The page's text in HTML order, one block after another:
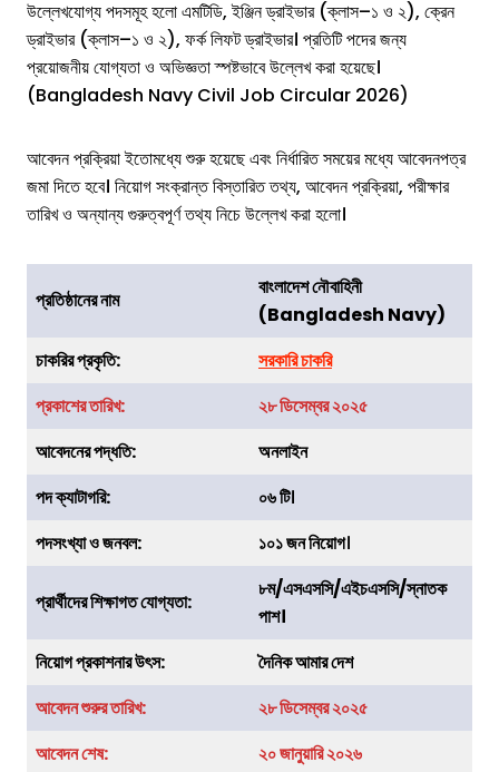
উল্লেখযোগ্য পদসমূহ হলো এমটিডি, ইঞ্জিন ড্রাইভার (ক্লাস–১ ও ২), ক্রেন
ড্রাইভার (ক্লাস–১ ও ২), ফর্ক লিফট ড্রাইভার। প্রতিটি পদের জন্য
প্রয়োজনীয় যোগ্যতা ও অভিজ্ঞতা স্পষ্টভাবে উল্লেখ করা হয়েছে।
(Bangladesh Navy Civil Job Circular 2026)
আবেদন প্রক্রিয়া ইতোমধ্যে শুরু হয়েছে এবং নির্ধারিত সময়ের মধ্যে আবেদনপত্র
জমা দিতে হবে। নিয়োগ সংক্রান্ত বিস্তারিত তথ্য, আবেদন প্রক্রিয়া, পরীক্ষার
তারিখ ও অন্যান্য গুরুত্বপূর্ণ তথ্য নিচে উল্লেখ করা হলো।
প্রতিষ্ঠানের নাম
বাংলাদেশ নৌবাহিনী
(Bangladesh Navy)
চাকরিরপ্রকৃতি:
সরকারি চাকরি
প্রকাশের তারিখ:
২৮ ডিসেম্বর ২০২৫
আবেদনের পদ্ধতি:
অনলাইন
পদ ক্যাটাগরি:
০৬ টি।
পদসংখ্যা ও জনবল:
১০১ জন নিয়োগ।
প্রার্থীদের শিক্ষাগত যোগ্যতা:
৮ম/এসএসসি/এইচএসসি/স্নাতক
পাশ।
নিয়োগ প্রকাশনার উৎস:
দৈনিক আমার দেশ
আবেদন শুরুর তারিখ:
২৮ ডিসেম্বর ২০২৫
আবেদন শেষ:
২০ জানুয়ারি ২০২৬